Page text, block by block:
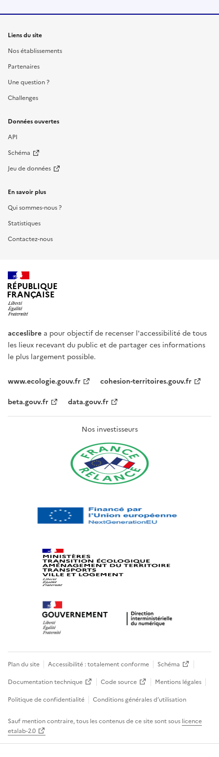
Liens du site
Nos établissements
Partenaires
Une question ?
Challenges
Données ouvertes
API
Schéma
Jeu de données
En savoir plus
Qui sommes-nous ?
Statistiques
Contactez-nous
RÉPUBLIQUE
FRANÇAISE
acceslibre a pour objectif de recenser l'accessibilité de tous
les lieux recevant du public et de partager ces informations
le plus largement possible.
www.ecologie.gouv.fr
cohesion-territoires.gouv.fr
beta.gouv.fr
data.gouv.fr
Nos investisseurs
Plan du site Accessibilité : totalement conforme
Schéma
Documentation technique
Code source
Mentions légales
Politique de confidentialité
Conditions générales d’utilisation
Sauf mention contraire, tous les contenus de ce site sont sous licence
etalab-2.0